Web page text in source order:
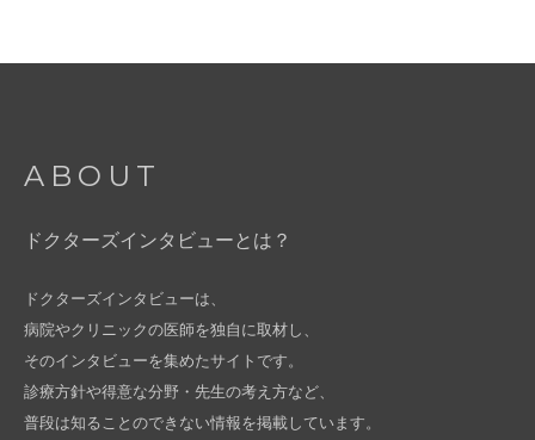
ABOUT
ドクターズインタビューとは？
ドクターズインタビューは、
病院やクリニックの医師を独自に取材し、
そのインタビューを集めたサイトです。
診療方針や得意な分野・先生の考え方など、
普段は知ることのできない情報を掲載しています。